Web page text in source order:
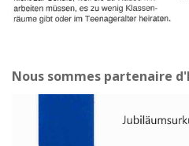
Nous sommes partenaire